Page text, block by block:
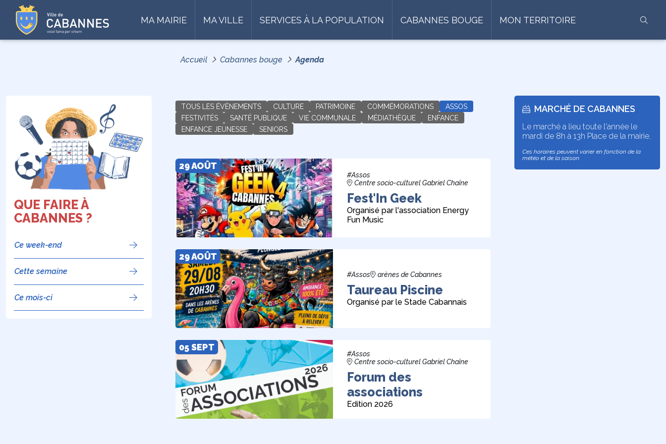
MA MAIRIE MA VILLE SERVICES À LA POPULATION CABANNES BOUGE MON TERRITOIRE
Accueil Cabannes bouge Agenda
QUE FAIRE À
CABANNES ?
Ce week-end
Cette semaine
Ce mois-ci
TOUS LES ÉVÈNEMENTS CULTURE PATRIMOINE COMMÉMORATIONS
ASSOS
FESTIVITÉS
SANTÉ PUBLIQUE VIE COMMUNALE MÉDIATHÈQUE
ENFANCE
ENFANCE JEUNESSE
SENIORS
29 AOÛT
#Assos
Centre socio-culturel Gabriel Chaîne
Fest'In Geek
Organisé par l'association Energy
Fun Music
29 AOÛT
#Assos arènes de Cabannes
Taureau Piscine
Organisé par le Stade Cabannais
05 SEPT
#Assos
Centre socio-culturel Gabriel Chaîne
Forum des
associations
Edition 2026
MARCHÉ DE CABANNES
Le marché a lieu toute l'année le
mardi de 8h à 13h Place de la mairie.
Ces horaires peuvent varier en fonction de la
météo et de la saison.